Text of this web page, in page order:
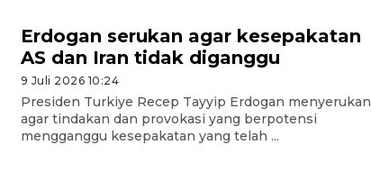
Erdogan serukan agar kesepakatan
AS dan Iran tidak diganggu
9 Juli 2026 10:24
Presiden Turkiye Recep Tayyip Erdogan menyerukan
agar tindakan dan provokasi yang berpotensi
mengganggu kesepakatan yang telah ...